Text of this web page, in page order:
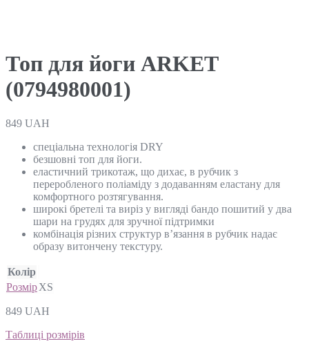
Топ для йоги ARKET
(0794980001)
849 UAH
спеціальна технологія DRY
безшовні топ для йоги.
еластичний трикотаж, що дихає, в рубчик з
переробленого поліаміду з додаванням еластану для
комфортного розтягування.
широкі бретелі та виріз у вигляді бандо пошитий у два
шари на грудях для зручної підтримки
комбінація різних структур в’язання в рубчик надає
образу витончену текстуру.
Колір
РозмірXS
849 UAH
Таблиці розмірів